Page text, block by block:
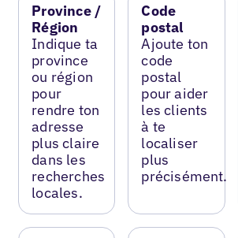
Province /
Région
Indique ta
province
ou région
pour
rendre ton
adresse
plus claire
dans les
recherches
locales.
Code
postal
Ajoute ton
code
postal
pour aider
les clients
à te
localiser
plus
précisément.